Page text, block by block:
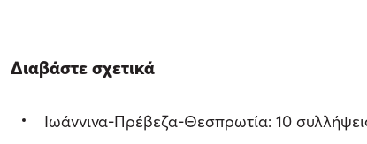
Διαβάστε σχετικά
Ιωάννινα-Πρέβεζα-Θεσπρωτία: 10